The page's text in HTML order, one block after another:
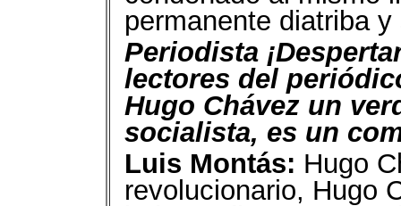
permanente diatriba
Periodista
lectores del
Hugo Chávez un
socialista, es un
Luis Montás: Hugo
revolucionario, Hugo